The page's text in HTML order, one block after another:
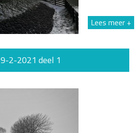
Lees meer +
9-2-2021 deel 1